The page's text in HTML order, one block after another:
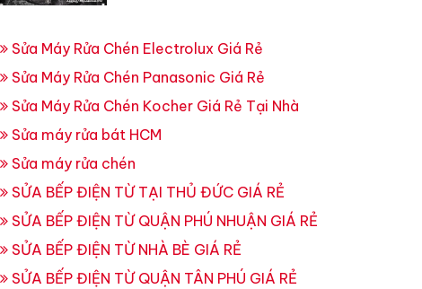
Sửa Máy Rửa Chén Electrolux Giá Rẻ
Sửa Máy Rửa Chén Panasonic Giá Rẻ
Sửa Máy Rửa Chén Kocher Giá Rẻ Tại Nhà
Sửa máy rửa bát HCM
Sửa máy rửa chén
SỬA BẾP ĐIỆN TỪ TẠI THỦ ĐỨC GIÁ RẺ
SỬA BẾP ĐIỆN TỪ QUẬN PHÚ NHUẬN GIÁ RẺ
SỬA BẾP ĐIỆN TỪ NHÀ BÈ GIÁ RẺ
SỬA BẾP ĐIỆN TỪ QUẬN TÂN PHÚ GIÁ RẺ